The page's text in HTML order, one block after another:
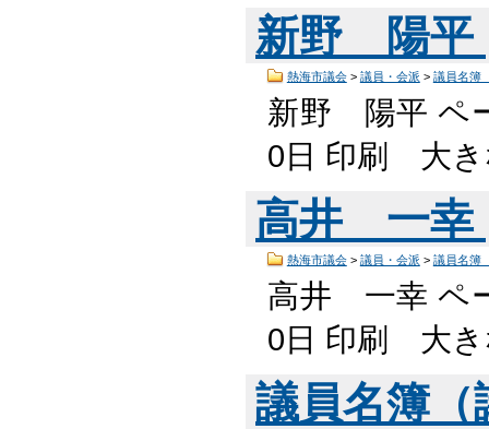
新野 陽平
熱海市議会> 議員・会派 > 議員名簿
新野 陽平 ペ
0日 印刷 大
高井 一幸
熱海市議会> 議員・会派 > 議員名簿
高井 一幸 ペ
0日 印刷 大き
議員名簿